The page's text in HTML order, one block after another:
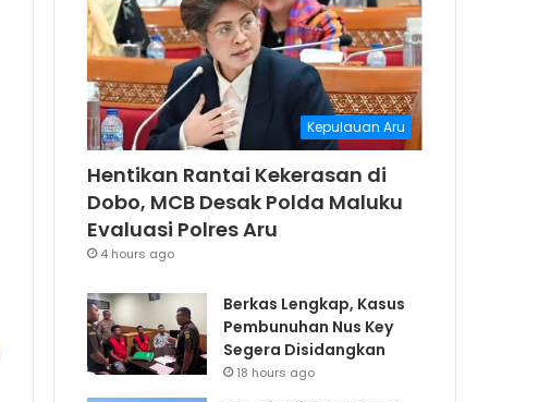
Kepulauan Aru
Hentikan Rantai Kekerasan di
Dobo, MCB Desak Polda Maluku
Evaluasi Polres Aru
4 hours ago
Berkas Lengkap, Kasus
Pembunuhan Nus Key
Segera Disidangkan
18 hours ago